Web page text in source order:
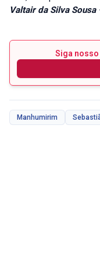
Valtair da Silva
Siga
Manhumirim